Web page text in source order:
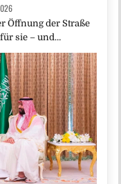
Öffnung der Straße
sie – und…